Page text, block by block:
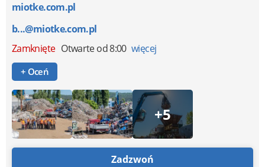
miotke.com.pl
b...@miotke.com.pl
Zamknięte Otwarte od 8:00 więcej
+ Oceń
+5
Zadzwoń